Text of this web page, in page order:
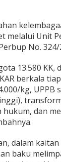
melalui Unit
No. 324/
13.580
berkala
kg, UPPB
dan
dalam
baku